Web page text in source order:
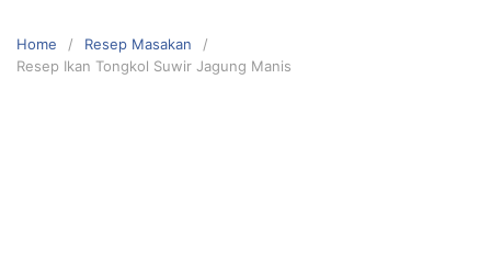
content
Home
Resep Masakan
Resep Ikan Tongkol Suwir Jagung Manis